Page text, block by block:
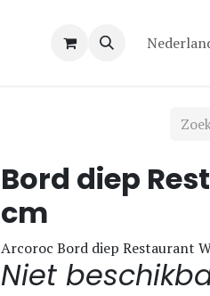
Bord diep
cm
Arcoroc Bord diep Restaurant
Niet